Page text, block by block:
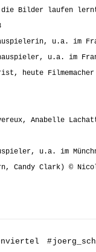
laufen
u.a. im
u.a. im
heute
Anabelle
u.a. im
Candy Clark) ©
#